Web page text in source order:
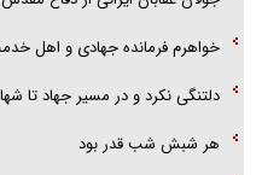
خواهرم فرمانده جهادی و اهل
دلتنگی نکرد و در مسیر جهاد تا
هر شبش شب قدر بود